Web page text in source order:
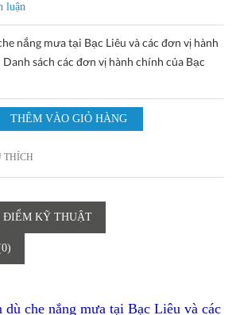
luận
nắng mưa tại Bạc Liêu và các đơn vị hành
sách các đơn vị hành chính của Bạc
THÍCH
ĐIỂM KỸ THUẬT
che nắng mưa tại Bạc Liêu và các